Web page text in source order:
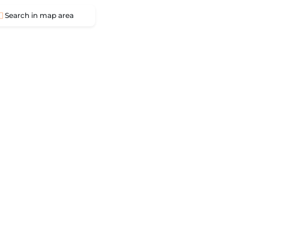
Search in map area